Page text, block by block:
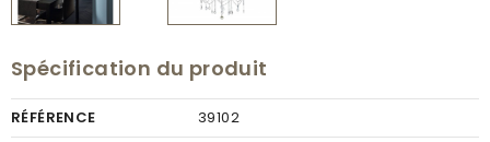
Spécification du produit
RÉFÉRENCE
39102